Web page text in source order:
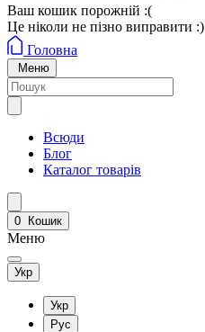
Ваш кошик порожній :(
Це ніколи не пізно виправити :)
Головна
Меню
Всюди
Блог
Каталог товарів
0 Кошик
Меню
Укр
Укр
Рус